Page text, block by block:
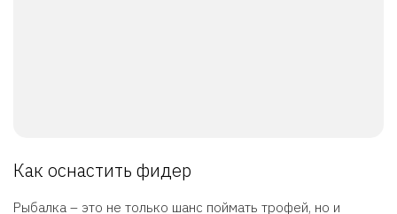
Как оснастить фидер
Рыбалка – это не только шанс поймать трофей, но и